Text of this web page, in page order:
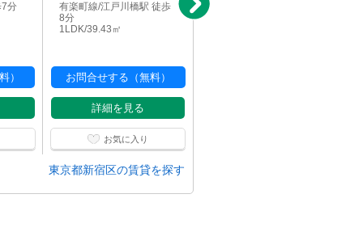
7分
）
有楽町線/江戸川橋駅 徒歩
8分
1LDK/39.43㎡
お問合せする（無料）
詳細を見る
お気に入り
有楽町線/江戸川橋駅 徒歩
東京都新宿区の賃貸を探す